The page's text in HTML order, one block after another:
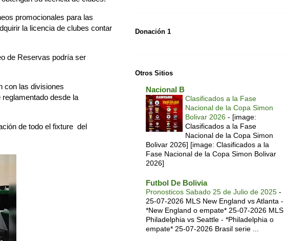
promocionales para las
la licencia de clubes contar
de Reservas podría ser
con las divisiones
desde la
de todo el fixture del
Donación 1
Otros Sitios
Nacional B
Clasificados a la Fase
Nacional de la Copa Simon
Bolivar 2026 - [image:
Clasificados a la Fase
Nacional de la Copa Simon
Bolivar 2026] [image: Clasificados a la
Fase Nacional de la Copa Simon Bolivar
2026]
Futbol De Bolivia
Pronosticos Sabado 25 de Julio de 2025 -
25-07-2026 MLS New England vs Atlanta -
*New England o empate* 25-07-2026 MLS
Philadelphia vs Seattle - *Philadelphia o
empate* 25-07-2026 Brasil serie ...